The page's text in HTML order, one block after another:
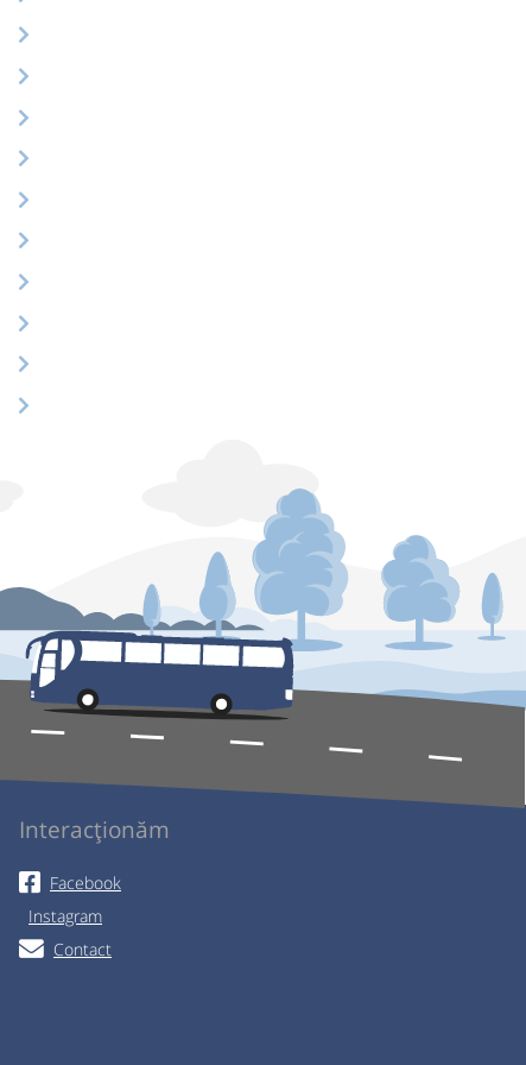
Interacționăm
Facebook
Instagram
Contact